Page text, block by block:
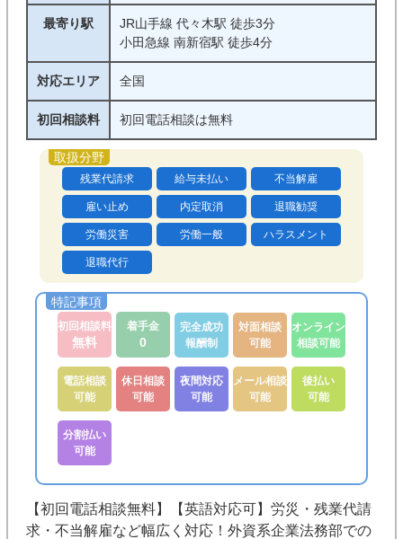
最寄り駅
JR山手線 代々木駅 徒歩3分
小田急線 南新宿駅 徒歩4分
対応エリア 全国
初回相談料 初回電話相談は無料
残業代請求 給与未払い 不当解雇
雇い止め 内定取消 退職勧奨
労働災害 労働一般 ハラスメント
退職代行
初回相談料
無料
着手金
0
完全成功
報酬制
対面相談
可能
オンライン
相談可能
電話相談
可能
休日相談
可能
夜間対応
可能
メール相談
可能
後払い
可能
分割払い
可能
【初回電話相談無料】【英語対応可】労災・残業代請
求・不当解雇など幅広く対応！外資系企業法務部での